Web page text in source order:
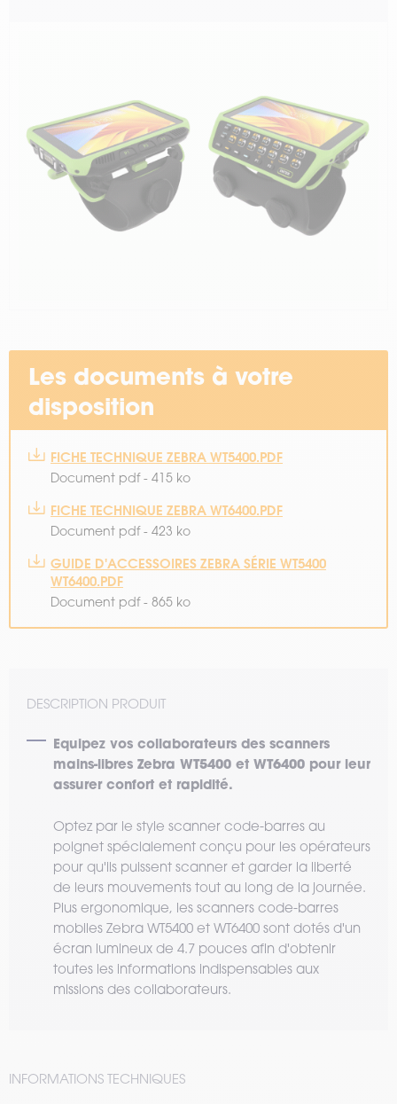
Les documents à votre
disposition
FICHE TECHNIQUE ZEBRA WT5400.PDF
Document pdf - 415 ko
FICHE TECHNIQUE ZEBRA WT6400.PDF
Document pdf - 423 ko
GUIDE D'ACCESSOIRES ZEBRA SÉRIE WT5400
WT6400.PDF
Document pdf - 865 ko
DESCRIPTION PRODUIT
Equipez vos collaborateurs des scanners
mains-libres Zebra WT5400 et WT6400 pour leur
assurer confort et rapidité.
Optez par le style scanner code-barres au
poignet spécialement conçu pour les opérateurs
pour qu'ils puissent scanner et garder la liberté
de leurs mouvements tout au long de la journée.
Plus ergonomique, les scanners code-barres
mobiles Zebra WT5400 et WT6400 sont dotés d'un
écran lumineux de 4.7 pouces afin d'obtenir
toutes les informations indispensables aux
missions des collaborateurs.
INFORMATIONS TECHNIQUES